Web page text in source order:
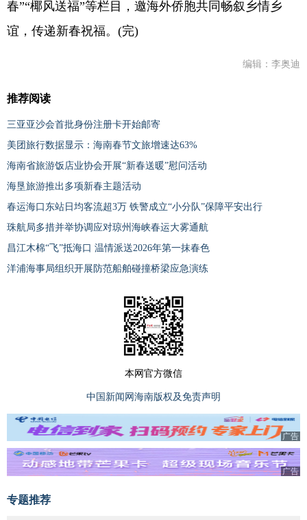
春”“椰风送福”等栏目，邀海外侨胞共同畅叙乡情乡
谊，传递新春祝福。(完)
编辑：李奥迪
推荐阅读
三亚亚沙会首批身份注册卡开始邮寄
美团旅行数据显示：海南春节文旅增速达63%
海南省旅游饭店业协会开展“新春送暖”慰问活动
海垦旅游推出多项新春主题活动
春运海口东站日均客流超3万 铁警成立“小分队”保障平安出行
珠航局多措并举协调应对琼州海峡春运大雾通航
昌江木棉“飞”抵海口 温情派送2026年第一抹春色
洋浦海事局组织开展防范船舶碰撞桥梁应急演练
本网官方微信
中国新闻网海南版权及免责声明
广告
广告
专题推荐